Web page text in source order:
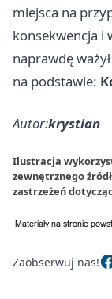
miejsca na
konsekwencja i
naprawdę
na podstawie:
Autor:krystian
Ilustracja
zewnętrznego
zastrzeżeń
Zaobserwuj nas!